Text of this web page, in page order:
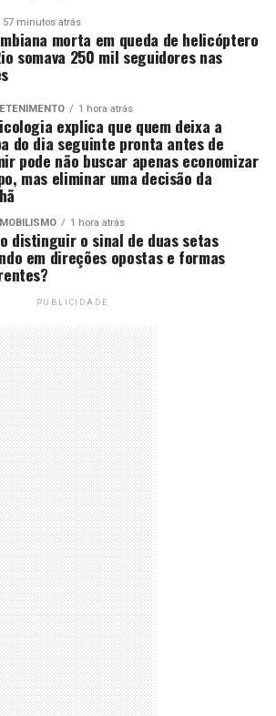
57 minutos atrás
morta em queda de helicóptero
somava 250 mil seguidores nas
1 hora atrás
explica que quem deixa a
do dia seguinte pronta antes de
pode não buscar apenas economizar
mas eliminar uma decisão da
1 hora atrás
distinguir o sinal de duas setas
em direções opostas e formas
PUBLICIDADE